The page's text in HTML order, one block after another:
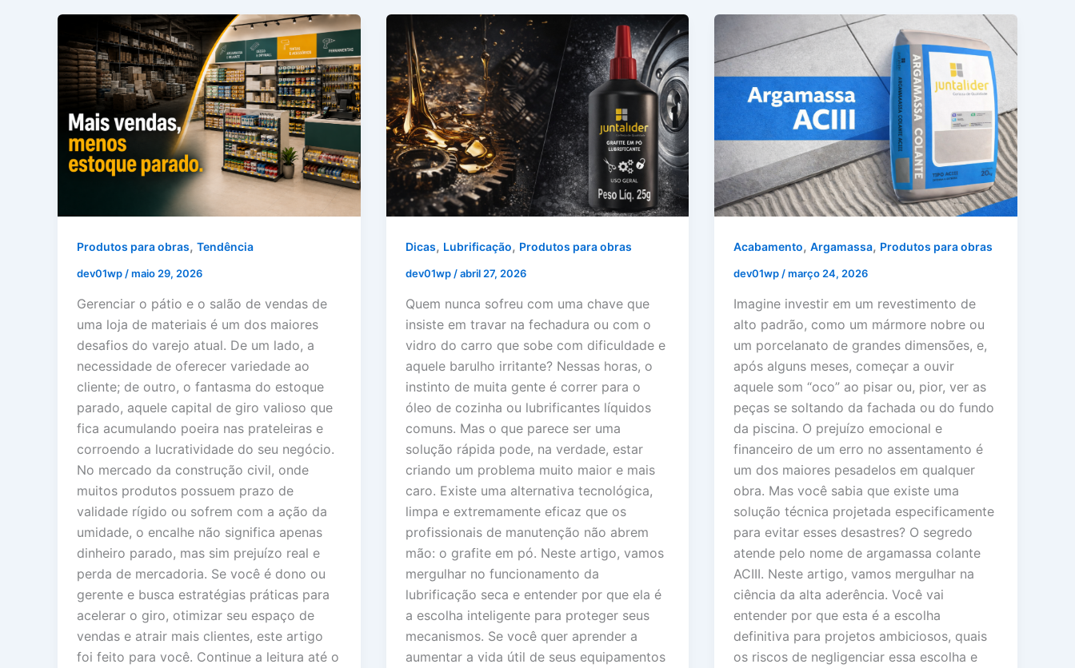
Produtos para obras, Tendência
dev01wp/maio 29, 2026
Gerenciar o pátio e o salão de vendas de
uma loja de materiais é um dos maiores
desafios do varejo atual. De um lado, a
necessidade de oferecer variedade ao
cliente; de outro, o fantasma do estoque
parado, aquele capital de giro valioso que
fica acumulando poeira nas prateleiras e
corroendo a lucratividade do seu negócio.
No mercado da construção civil, onde
muitos produtos possuem prazo de
validade rígido ou sofrem com a ação da
umidade, o encalhe não significa apenas
dinheiro parado, mas sim prejuízo real e
perda de mercadoria. Se você é dono ou
gerente e busca estratégias práticas para
acelerar o giro, otimizar seu espaço de
vendas e atrair mais clientes, este artigo
foi feito para você. Continue a leitura até o
Dicas, Lubrificação, Produtos para obras
dev01wp/abril 27, 2026
Quem nunca sofreu com uma chave que
insiste em travar na fechadura ou com o
vidro do carro que sobe com dificuldade e
aquele barulho irritante? Nessas horas, o
instinto de muita gente é correr para o
óleo de cozinha ou lubrificantes líquidos
comuns. Mas o que parece ser uma
solução rápida pode, na verdade, estar
criando um problema muito maior e mais
caro. Existe uma alternativa tecnológica,
limpa e extremamente eficaz que os
profissionais de manutenção não abrem
mão: o grafite em pó. Neste artigo, vamos
mergulhar no funcionamento da
lubrificação seca e entender por que ela é
a escolha inteligente para proteger seus
mecanismos. Se você quer aprender a
aumentar a vida útil de seus equipamentos
Acabamento,Argamassa, Produtos para obras
dev01wp/março 24, 2026
Imagine investir em um revestimento de
alto padrão, como um mármore nobre ou
um porcelanato de grandes dimensões, e,
após alguns meses, começar a ouvir
aquele som “oco” ao pisar ou, pior, ver as
peças se soltando da fachada ou do fundo
da piscina. O prejuízo emocional e
financeiro de um erro no assentamento é
um dos maiores pesadelos em qualquer
obra. Mas você sabia que existe uma
solução técnica projetada especificamente
para evitar esses desastres? O segredo
atende pelo nome de argamassa colante
ACIII. Neste artigo, vamos mergulhar na
ciência da alta aderência. Você vai
entender por que esta é a escolha
definitiva para projetos ambiciosos, quais
os riscos de negligenciar essa escolha e